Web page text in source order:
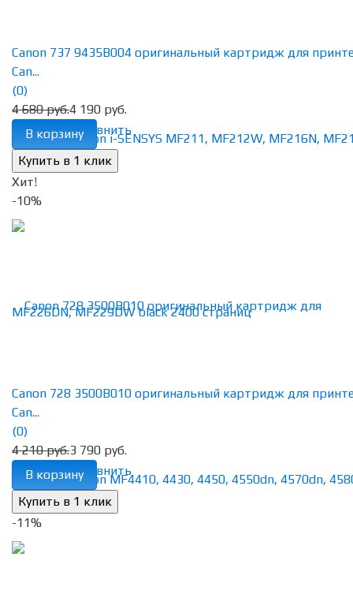
избранное сравнить
Canon 737 9435B004 оригинальный картридж для
Can...
(0)
4 680 руб.4 190 руб.
В корзину
Хит!
-10%
избранное сравнить
Canon 728 3500B010 оригинальный картридж для
Can...
(0)
4 210 руб.3 790 руб.
В корзину
-11%